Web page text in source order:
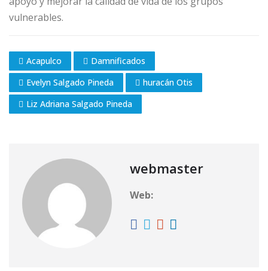
vulnerables.
Acapulco
Damnificados
Evelyn Salgado Pineda
huracán Otis
Liz Adriana Salgado Pineda
webmaster
Web: